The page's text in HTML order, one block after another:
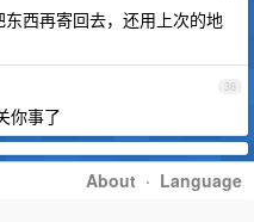
西再寄回去，还用上次的地
36
你事了
About · Language